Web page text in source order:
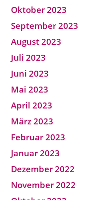
Oktober 2023
September 2023
August 2023
Juli 2023
Juni 2023
Mai 2023
April 2023
März 2023
Februar 2023
Januar 2023
Dezember 2022
November 2022